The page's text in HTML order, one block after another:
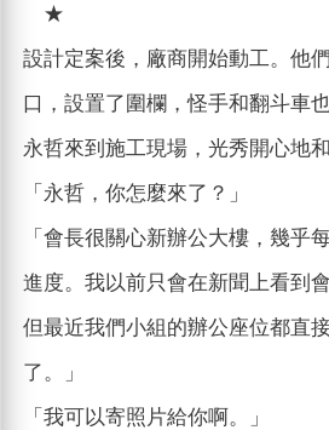
★
設計定案後，廠商開始動工。他
口，設置了圍欄，怪手和翻斗車也
永哲來到施工現場，光秀開心地
「永哲，你怎麼來了？」
「會長很關心新辦公大樓，幾乎
進度。我以前只會在新聞上看到
但最近我們小組的辦公座位都直
了。」
「我可以寄照片給你啊。」